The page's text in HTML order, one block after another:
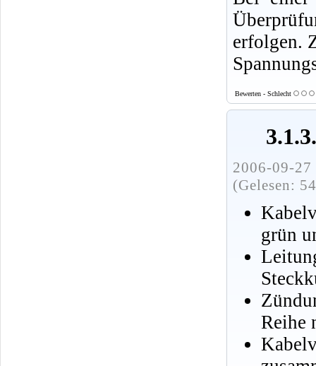
erfolgen.
Bewerten - Schlecht
2006-09-
(Gelesen:
grün
Reihe